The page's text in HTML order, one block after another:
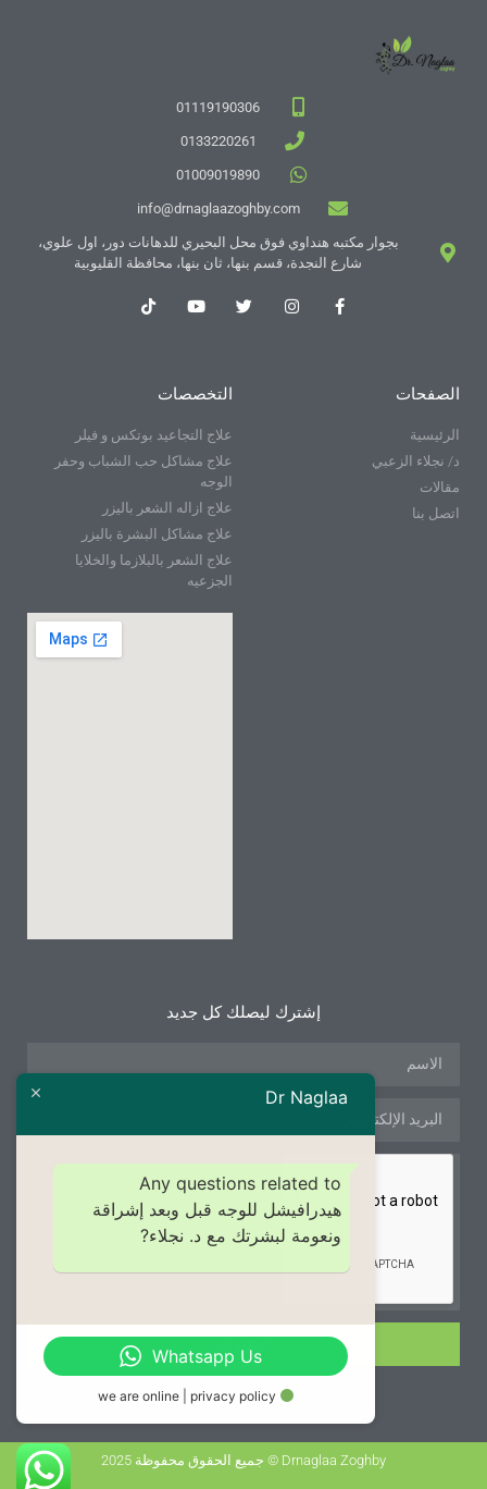
01119190306
0133220261
01009019890
info@drnaglaazoghby.com
بجوار مكتبه هنداوي فوق محل البحيري للدهانات دور، اول علوي،
شارع النجدة، قسم بنها، ثان بنها، محافظة القليوبية
الصفحات
الرئيسية
د/ نجلاء الزعبي
مقالات
اتصل بنا
التخصصات
علاج التجاعيد بوتكس و فيلر
علاج مشاكل حب الشباب وحفر
الوجه
علاج ازاله الشعر باليزر
علاج مشاكل البشرة باليزر
علاج الشعر بالبلازما والخلايا
الجزعيه
إشترك ليصلك كل جديد
Drnaglaa Zoghby © جميع الحقوق محفوظة 2025
Dr Naglaa
Any questions related to
هيدرافيشل للوجه قبل وبعد إشراقة
ونعومة لبشرتك مع د. نجلاء?
Whatsapp Us